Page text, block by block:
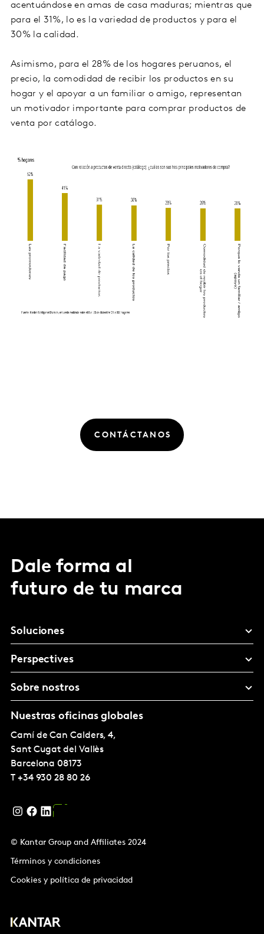
acentuándose en amas de casa maduras; mientras que
para el 31%, lo es la variedad de productos y para el
30% la calidad.
Asimismo, para el 28% de los hogares peruanos, el
precio, la comodidad de recibir los productos en su
hogar y el apoyar a un familiar o amigo, representan
un motivador importante para comprar productos de
venta por catálogo.
CONTÁCTANOS
Dale forma al
futuro de tu marca
Soluciones
Perspectives
Sobre nostros
Nuestras oficinas globales
Camí de Can Calders, 4,
Sant Cugat del Vallès
Barcelona 08173
T +34 930 28 80 26
© Kantar Group and Affiliates 2024
Términos y condiciones
Cookies y política de privacidad